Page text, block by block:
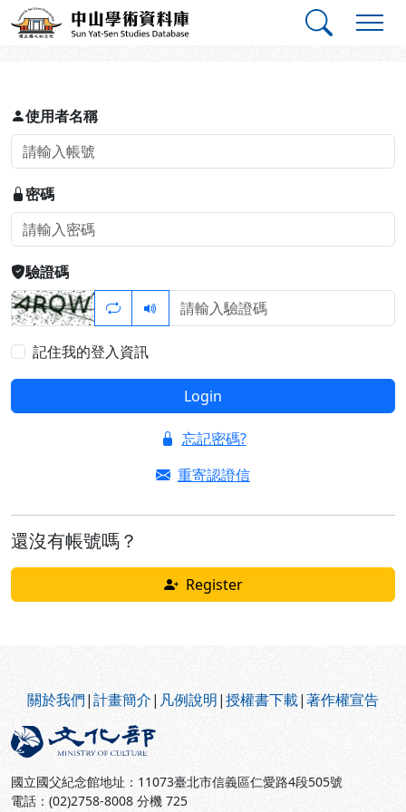
跳到主要內容
中山學術資料庫
登入
使用者名稱
密碼
驗證碼
記住我的登入資訊
Login
忘記密碼?
重寄認證信
還沒有帳號嗎？
Register
關於我們|計畫簡介| 凡例說明|授權書下載|著作權宣告
國立國父紀念館地址：11073臺北市信義區仁愛路4段505號
電話：(02)2758-8008 分機 725